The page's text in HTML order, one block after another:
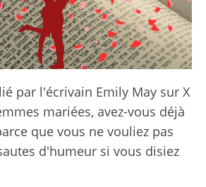
par l'écrivain Emily May sur X
mariées, avez-vous déjà
que vous ne vouliez pas
d'humeur si vous disiez